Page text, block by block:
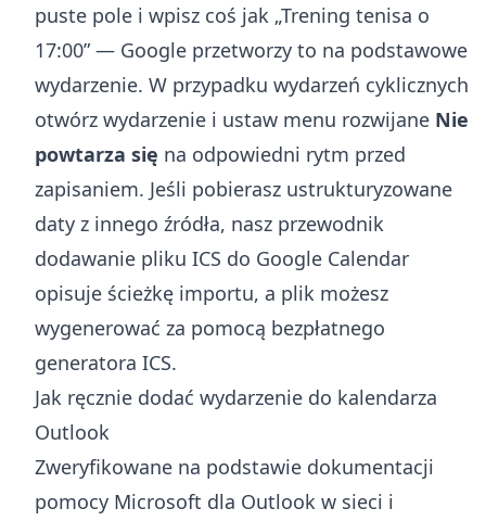
puste pole i wpisz coś jak „Trening tenisa o
17:00” — Google przetworzy to na podstawowe
wydarzenie. W przypadku wydarzeń cyklicznych
otwórz wydarzenie i ustaw menu rozwijane Nie
powtarza się na odpowiedni rytm przed
zapisaniem. Jeśli pobierasz ustrukturyzowane
daty z innego źródła, nasz przewodnik
dodawanie pliku ICS do Google Calendar
opisuje ścieżkę importu, a plik możesz
wygenerować za pomocą bezpłatnego
generatora ICS.
Jak ręcznie dodać wydarzenie do kalendarza
Outlook
Zweryfikowane na podstawie dokumentacji
pomocy Microsoft dla Outlook w sieci i